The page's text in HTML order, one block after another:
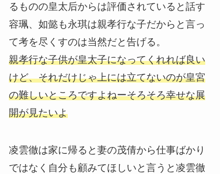
るものの皇太后からは評価されていると話す
容珮、如懿も永琪は親孝行な子だからと言っ
て考を尽くすのは当然だと告げる。
親孝行な子供が皇太子になってくれれば良い
けど、それだけじゃ上には立てないのが皇宮
の難しいところですよねーそろそろ幸せな展
開が見たいよ
凌雲徹は家に帰ると妻の茂倩から仕事ばかり
ではなく自分も顧みてほしいと言うと凌雲徹